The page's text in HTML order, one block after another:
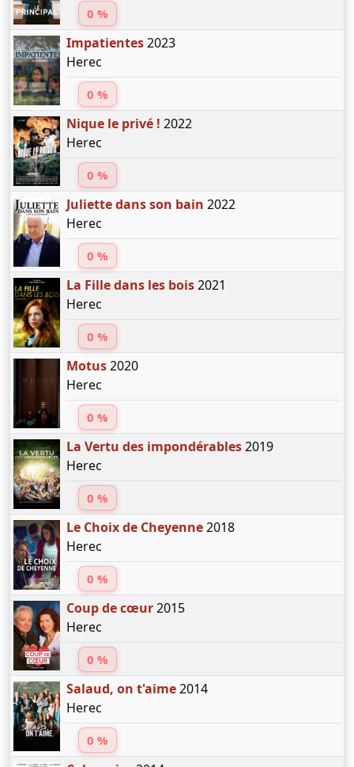
0 %
Impatientes2023
Herec
0 %
Nique le privé ! 2022
Herec
0 %
Juliette dans son bain 2022
Herec
0 %
La Fille dans les bois2021
Herec
0 %
Motus2020
Herec
0 %
La Vertu des impondérables2019
Herec
0 %
Le Choix de Cheyenne2018
Herec
0 %
Coup de cœur2015
Herec
0 %
Salaud, on t'aime2014
Herec
0 %